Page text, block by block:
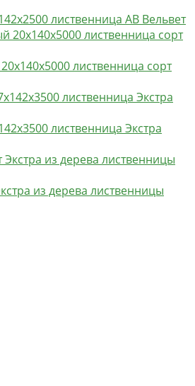
лиственница AB Вельвет
лиственница сорт
лиственница Экстра
из дерева лиственницы